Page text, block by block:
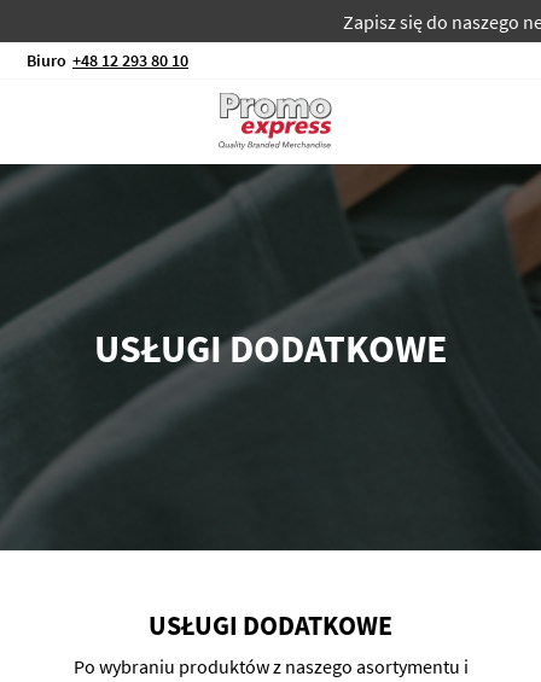
Zapisz się do naszego
Biuro +48 12 293 80 10
USŁUGI DODATKOWE
USŁUGI DODATKOWE
Po wybraniu produktów z naszego asortymentu i